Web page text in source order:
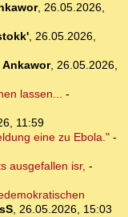
, 26.05.2026,
, 26.05.2026,
Ankawor, 26.05.2026,
lassen... -
11:59
eine zu Ebola."-
ausgefallen isr, -
, 26.05.2026, 15:03